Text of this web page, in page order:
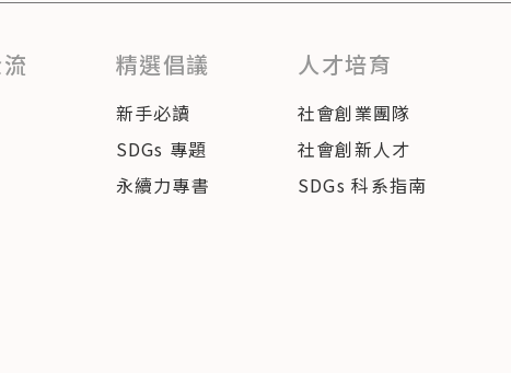
精選倡議
新手必讀
SDGs 專題
永續力專書
人才培育
社會創業團隊
社會創新人才
SDGs 科系指南